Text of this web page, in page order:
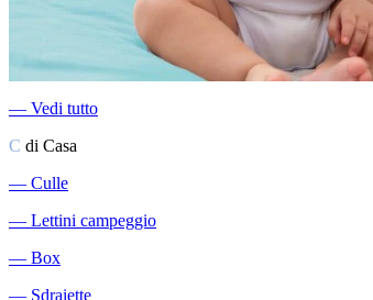
― Vedi tutto
C di Casa
― Culle
― Lettini campeggio
― Box
― Sdraiette